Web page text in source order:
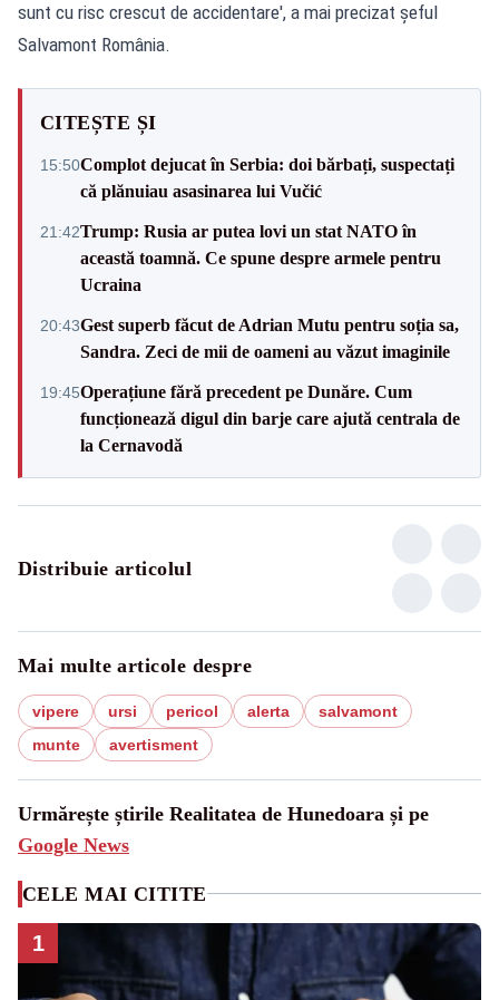
sunt cu risc crescut de accidentare', a mai precizat șeful
Salvamont România.
CITEȘTE ȘI
15:50Complot dejucat în Serbia: doi bărbați, suspectați
că plănuiau asasinarea lui Vučić
21:42Trump: Rusia ar putea lovi un stat NATO în
această toamnă. Ce spune despre armele pentru
Ucraina
20:43Gest superb făcut de Adrian Mutu pentru soția sa,
Sandra. Zeci de mii de oameni au văzut imaginile
19:45Operațiune fără precedent pe Dunăre. Cum
funcționează digul din barje care ajută centrala de
la Cernavodă
Distribuie articolul
Mai multe articole despre
vipere ursi pericol alerta
salvamont
munte
avertisment
Urmărește știrile Realitatea de Hunedoara și pe
Google News
CELE MAI CITITE
1